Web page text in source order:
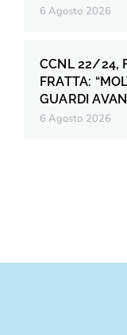
6 Agosto 2026
CCNL 22/24,
FRATTA:
GUARDI
6 Agosto 2026